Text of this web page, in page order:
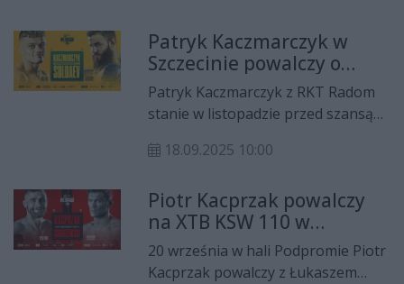
zobaczymy miejscowego wojownika
Alberta Odzimkowskiego.
Patryk Kaczmarczyk w
Szczecinie powalczy o
tymczasowy pas kategorii
piórkowej!
Patryk Kaczmarczyk z RKT Radom
stanie w listopadzie przed szansą
piórkowej federacji KSW! W
zmierzy się z Adamem Soldaevem.
18.09.2025 10:00
Piotr Kacprzak powalczy
na XTB KSW 110 w
Rzeszowie we wrześniu
20 września w hali Podpromie Piotr
Kacprzak powalczy z Łukaszem